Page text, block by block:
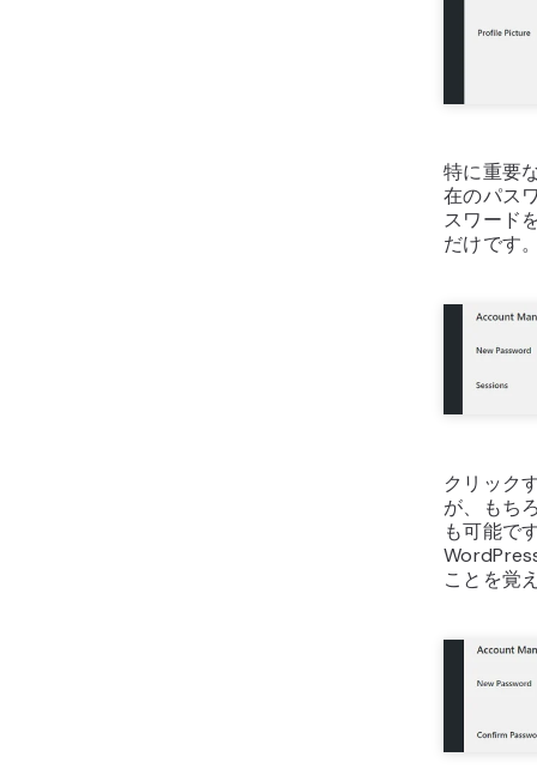
特に重要
在のパス
スワード
だけです
クリック
が、もち
も可能で
ことを覚